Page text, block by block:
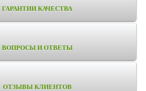
ГАРАНТИИ КАЧЕСТВА
ВОПРОСЫ И ОТВЕТЫ
ОТЗЫВЫ КЛИЕНТОВ